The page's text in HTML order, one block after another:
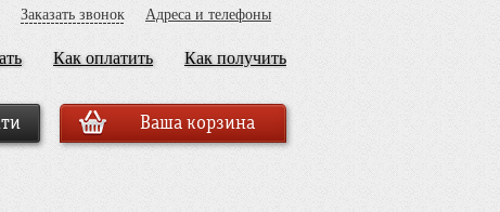
Адреса и телефоны
Заказать звонок
Как получить
Как оплатить
Ваша корзина